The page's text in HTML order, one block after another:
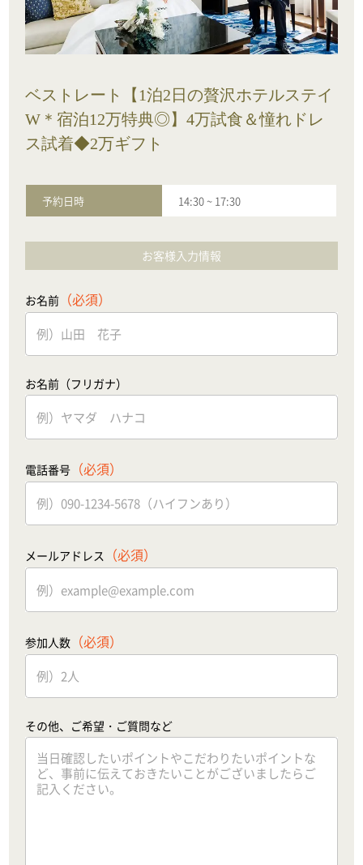
ベストレート【1泊2日の贅沢ホテルステイ
W＊宿泊12万特典◎】4万試食＆憧れドレ
ス試着◆2万ギフト
予約日時 14:30~ 17:30
お客様入力情報
お名前 （必須）
お名前（フリガナ）
電話番号 （必須）
メールアドレス （必須）
参加人数 （必須）
その他、ご希望・ご質問など